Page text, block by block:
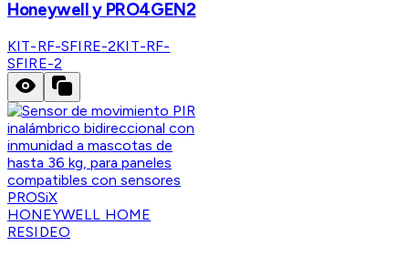
Honeywell y PRO4GEN2
KIT-RF-SFIRE-2KIT-RF-
SFIRE-2
HONEYWELL HOME
RESIDEO